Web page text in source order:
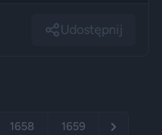
Udostępnij
1658 1659